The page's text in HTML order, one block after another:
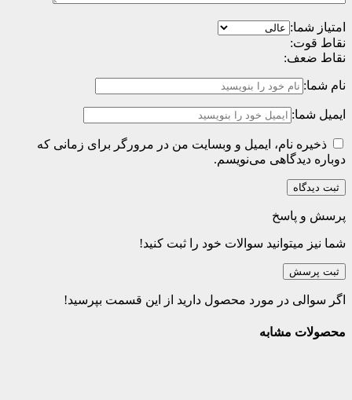
امتیاز شما:
نقاط قوت:
نقاط ضعف:
نام شما:
ایمیل شما:
ذخیره نام، ایمیل و وبسایت من در مرورگر برای زمانی که
دوباره دیدگاهی می‌نویسم.
پرسش و پاسخ
شما نیز میتوانید سوالات خود را ثبت کنید!
ثبت پرسش
اگر سوالی در مورد محصول دارید از این قسمت بپرسید!
محصولات مشابه